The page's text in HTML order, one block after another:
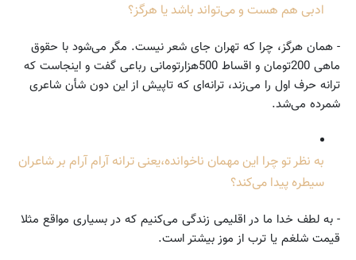
ادبی هم هست و می‌تواند باشد یا هرگز؟
- همان هرگز، چرا که تهران جای شعر نیست. مگر می‌شود با حقوق
ماهی 200تومان و اقساط 500هزارتومانی رباعی گفت و اینجاست که
ترانه حرف اول را می‌زند، ترانه‌ای که تاپیش از این دون شأن شاعری
شمرده می‌شد.
به نظر تو چرا این مهمان ناخوانده،یعنی ترانه آرام آرام بر شاعران
سیطره پیدا می‌کند؟
- به لطف خدا ما در اقلیمی زندگی می‌کنیم که در بسیاری مواقع مثلا
قیمت شلغم یا ترب از موز بیشتر است.